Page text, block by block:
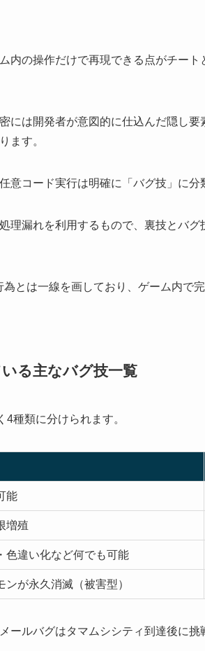
内の操作だけで再現できる点がチート
には開発者が意図的に仕込んだ隠し要
ます。
コード実行は明確に「バグ技」に分
理漏れを利用するもので、裏技とバグ
とは一線を画しており、ゲーム内で
る主なバグ技一覧
種類に分けられます。
能
増殖
色違い化など何でも可能
ンが永久消滅（被害型）
ルバグはタマムシシティ到達後に挑